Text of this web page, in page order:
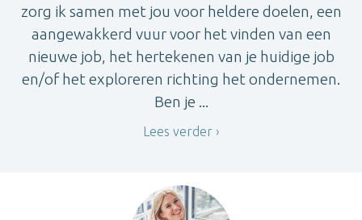
zorg ik samen met jou voor heldere doelen, een
aangewakkerd vuur voor het vinden van een
nieuwe job, het hertekenen van je huidige job
en/of het exploreren richting het ondernemen.
Ben je ...
Lees verder